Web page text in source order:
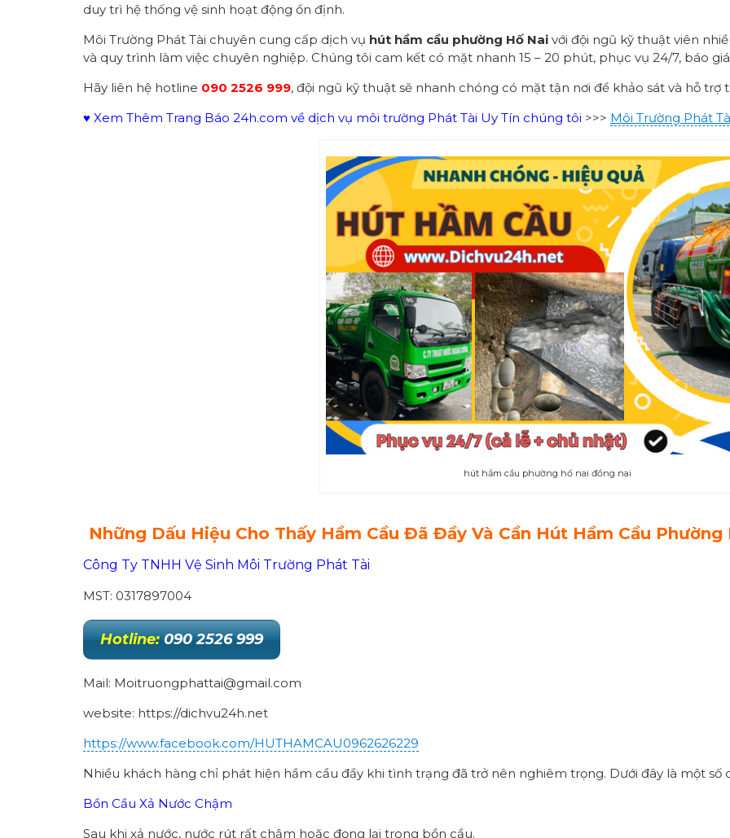
duy trì hệ thống vệ sinh hoạt động ổn định.
Môi Trường Phát Tài chuyên cung cấp dịch vụ hút hầm cầu phường Hố Nai với đội ngũ kỹ thuật viên
và quy trình làm việc chuyên nghiệp. Chúng tôi cam kết có mặt nhanh 15 – 20 phút, phục vụ 24/7, báo
Hãy liên hệ hotline 090 2526 999, đội ngũ kỹ thuật sẽ nhanh chóng có mặt tận nơi để khảo sát và hỗ trợ
♥ Xem Thêm Trang Báo 24h.com về dịch vụ môi trường Phát Tài Uy Tín chúng tôi >>> Môi Trường Phát
hút hầm cầu phường hố nai đồng nai
Những Dấu Hiệu Cho Thấy Hầm Cầu Đã Đầy Và Cần Hút Hầm Cầu
Công Ty TNHH Vệ Sinh Môi Trường Phát Tài
MST: 0317897004
Hotline: 090 2526 999
Mail: Moitruongphattai@gmail.com
website: https://dichvu24h.net
https://www.facebook.com/HUTHAMCAU0962626229
Nhiều khách hàng chỉ phát hiện hầm cầu đầy khi tình trạng đã trở nên nghiêm trọng. Dưới đây là một số
Bồn Cầu Xả Nước Chậm
Sau khi xả nước, nước rút rất chậm hoặc đọng lại trong bồn cầu.